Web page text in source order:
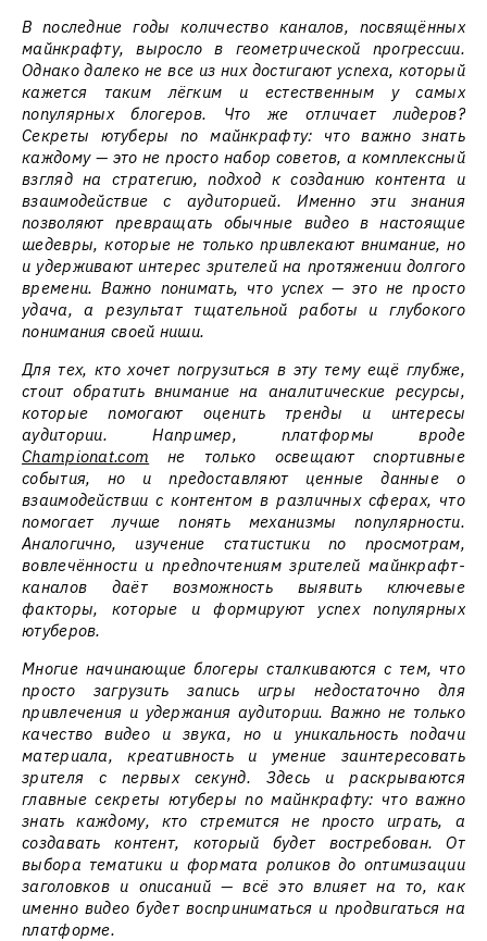
В последние годы количество каналов, посвящённых
майнкрафту, выросло в геометрической прогрессии.
Однако далеко не все из них достигают успеха, который
кажется таким лёгким и естественным у самых
популярных блогеров. Что же отличает лидеров?
Секреты ютуберы по майнкрафту: что важно знать
каждому — это не просто набор советов, а комплексный
взгляд на стратегию, подход к созданию контента и
взаимодействие с аудиторией. Именно эти знания
позволяют превращать обычные видео в настоящие
шедевры, которые не только привлекают внимание, но
и удерживают интерес зрителей на протяжении долгого
времени. Важно понимать, что успех — это не просто
удача, а результат тщательной работы и глубокого
понимания своей ниши.
Для тех, кто хочет погрузиться в эту тему ещё глубже,
стоит обратить внимание на аналитические ресурсы,
которые помогают оценить тренды и интересы
аудитории. Например, платформы вроде
Championat.com не только освещают спортивные
события, но и предоставляют ценные данные о
взаимодействии с контентом в различных сферах, что
помогает лучше понять механизмы популярности.
Аналогично, изучение статистики по просмотрам,
вовлечённости и предпочтениям зрителей майнкрафт-
каналов даёт возможность выявить ключевые
факторы, которые и формируют успех популярных
ютуберов.
Многие начинающие блогеры сталкиваются с тем, что
просто загрузить запись игры недостаточно для
привлечения и удержания аудитории. Важно не только
качество видео и звука, но и уникальность подачи
материала, креативность и умение заинтересовать
зрителя с первых секунд. Здесь и раскрываются
главные секреты ютуберы по майнкрафту: что важно
знать каждому, кто стремится не просто играть, а
создавать контент, который будет востребован. От
выбора тематики и формата роликов до оптимизации
заголовков и описаний — всё это влияет на то, как
именно видео будет восприниматься и продвигаться на
платформе.